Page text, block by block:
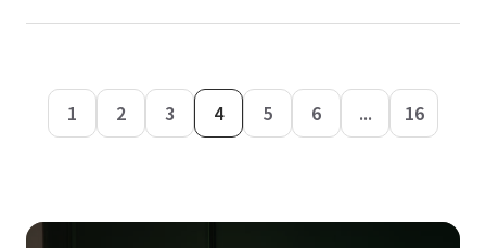
1 2 3 4 5 6 ... 16